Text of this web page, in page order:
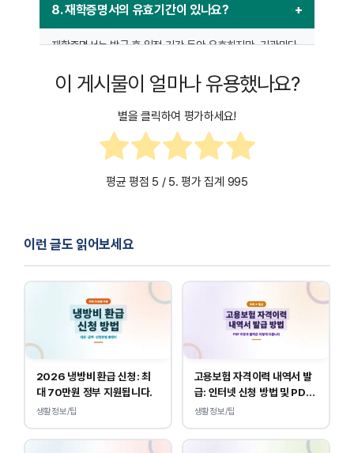
신분증 사본을 제출해야 합니다.
8. 재학증명서의 유효기간이 있나요?
재학증명서는 발급 후 일정 기간 동안 유효하지만, 기관마다
확인하는 것이 좋습니다.
이 게시물이 얼마나 유용했나요?
별을 클릭하여 평가하세요!
평균 평점 5 / 5. 평가 집계 995
이런 글도 읽어보세요
2026 냉방비 환급 신청: 최
대 70만원 정부 지원됩니다.
생활정보/팁
고용보험 자격이력 내역서 발
급: 인터넷 신청 방법 및 PDF
양식 출력
생활정보/팁